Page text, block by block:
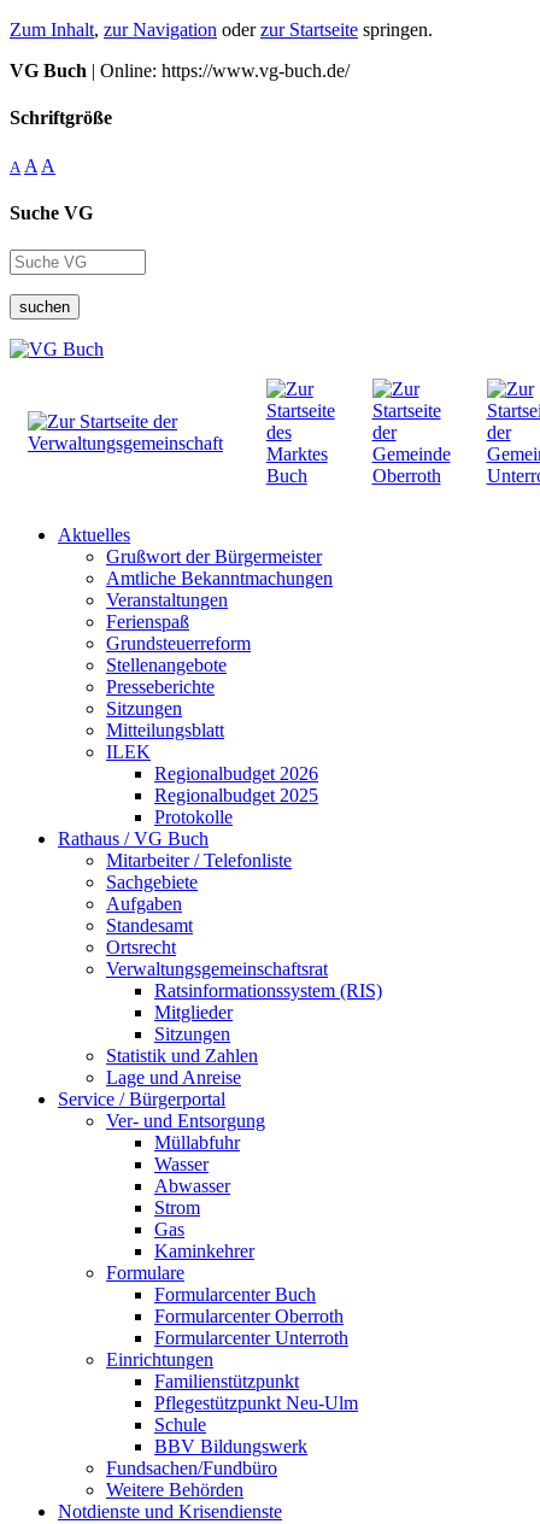
Zum Inhalt, zur Navigation oderzur Startseite springen.
VG Buch | Online: https://www.vg-buch.de/
Schriftgröße
A A A
Suche VG
suchen
Aktuelles
Grußwort der Bürgermeister
Amtliche Bekanntmachungen
Veranstaltungen
Ferienspaß
Grundsteuerreform
Stellenangebote
Presseberichte
Sitzungen
Mitteilungsblatt
ILEK
Regionalbudget 2026
Regionalbudget 2025
Protokolle
Rathaus / VG Buch
Mitarbeiter / Telefonliste
Sachgebiete
Aufgaben
Standesamt
Ortsrecht
Verwaltungsgemeinschaftsrat
Ratsinformationssystem (RIS)
Mitglieder
Sitzungen
Statistik und Zahlen
Lage und Anreise
Service / Bürgerportal
Ver- und Entsorgung
Müllabfuhr
Wasser
Abwasser
Strom
Gas
Kaminkehrer
Formulare
Formularcenter Buch
Formularcenter Oberroth
Formularcenter Unterroth
Einrichtungen
Familienstützpunkt
Pflegestützpunkt Neu-Ulm
Schule
BBV Bildungswerk
Fundsachen/Fundbüro
Weitere Behörden
Notdienste und Krisendienste